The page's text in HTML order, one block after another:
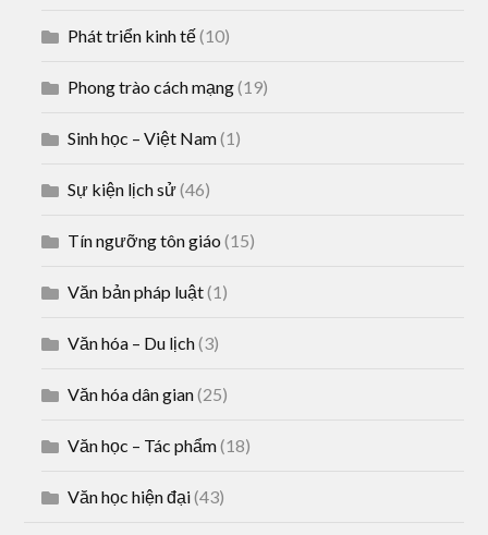
Phát triển kinh tế(10)
Phong trào cách mạng(19)
Sinh học – Việt Nam(1)
Sự kiện lịch sử(46)
Tín ngưỡng tôn giáo (15)
Văn bản pháp luật(1)
Văn hóa – Du lịch(3)
Văn hóa dân gian(25)
Văn học – Tác phẩm(18)
Văn học hiện đại(43)